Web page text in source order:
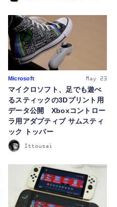
Microsoft May 23
マイクロソフト、足でも遊べ
るスティックの3Dプリント用
データ公開 Xboxコントロー
ラ用アダプティブ サムスティ
ック トッパー
Ittousai